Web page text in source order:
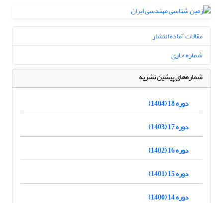
مقالات آماده انتشار
شماره جاری
شماره‌های پیشین نشریه
دوره 18 (1404)
دوره 17 (1403)
دوره 16 (1402)
دوره 15 (1401)
دوره 14 (1400)